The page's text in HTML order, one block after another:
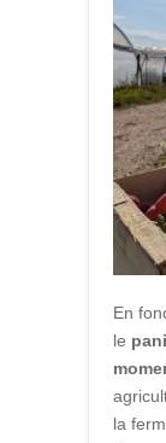
En
le
la